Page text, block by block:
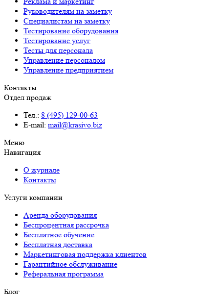
Руководителям на заметку
Специалистам на заметку
Тестирование оборудования
Тестирование услуг
Тесты для персонала
Управление персоналом
Управление предприятием
Контакты
Отдел продаж
Тел.: 8 (495) 129-00-63
E-mail: mail@krasivo.biz
Меню
Навигация
О журнале
Контакты
Услуги компании
Аренда оборудования
Беспроцентная рассрочка
Бесплатное обучение
Бесплатная доставка
Маркетинговая поддержка клиентов
Гарантийное обслуживание
Реферальная программа
Блог